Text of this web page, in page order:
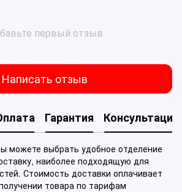
первый отзыв
Написать отзыв
Гарантия Консультация
можете выбрать удобное отделение
наиболее подходящую для
Стоимость доставки оплачивает
товара по тарифам